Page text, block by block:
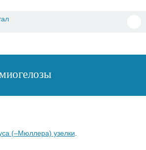
(–Мюллера) узелки